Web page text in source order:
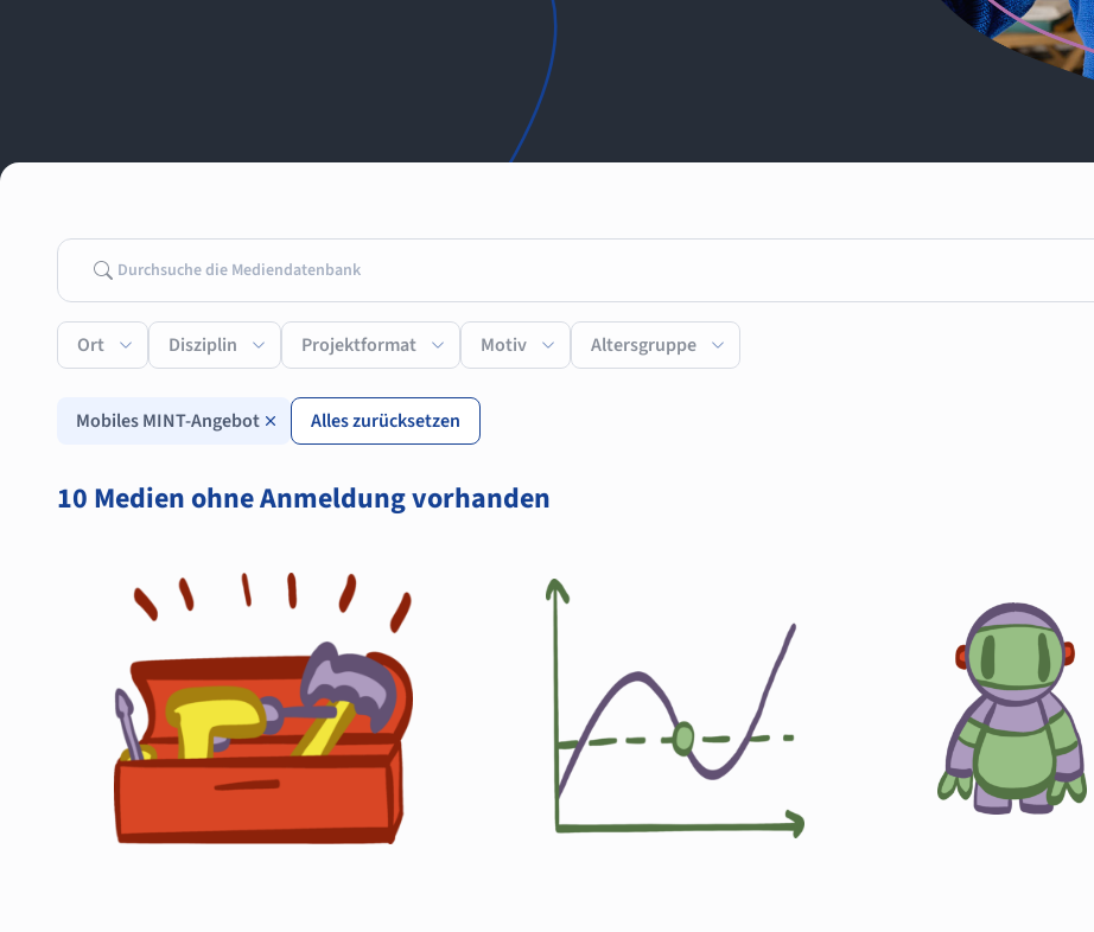
Suchen
Ort Disziplin Projektformat Motiv Altersgruppe
Mobiles MINT-Angebot Alles zurücksetzen
10 Medien ohne Anmeldung vorhanden